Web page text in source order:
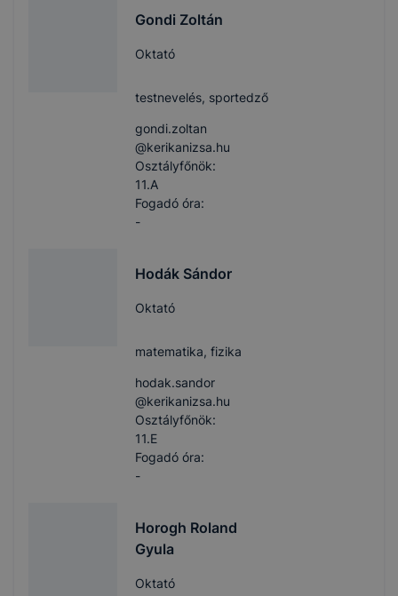
Gondi Zoltán
Oktató
testnevelés, sportedző
gondi.zoltan​
@kerikanizsa.hu
Osztályfőnök:
11.A
Fogadó óra:
-
Hodák Sándor
Oktató
matematika, fizika
hodak.sandor​
@kerikanizsa.hu
Osztályfőnök:
11.E
Fogadó óra:
-
Horogh Roland
Gyula
Oktató